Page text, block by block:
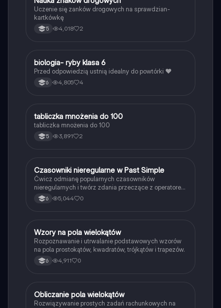
Uczenie się zanków drogowych na sprawdzian-
kartkówkę
5 4,018 2
BBiologia
biologia- ryby klasa 6
Przed odpowiedzią ustnią idealny do powtórki ❤️
6 4,805 4
TMatematyka
tabliczka mnożenia do 100
tabliczka mnożenia do 100
5 3,891 2
CJęzyk angielski
Czasowniki nieregularne w Past Simple
Ćwicz odmianę popularnych czasowników
nieregularnych i twórz zdania przeczące z operatorem
didn't w czasie Past Simple.
6 5,044 0
WMatematyka
Wzory na pola wielokątów
Rozpoznawanie i utrwalanie podstawowych wzorów
na pola prostokątów, kwadratów, trójkątów i trapezów.
6 4,911 0
OMatematyka
Obliczanie pola wielokątów
Rozwiązywanie prostych zadań rachunkowych na